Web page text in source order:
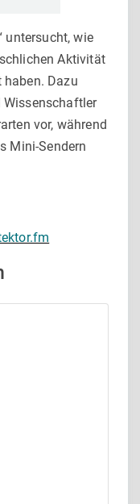
untersucht, wie
Aktivität
Dazu
Wissenschaftler
vor, während
Mini-Sendern